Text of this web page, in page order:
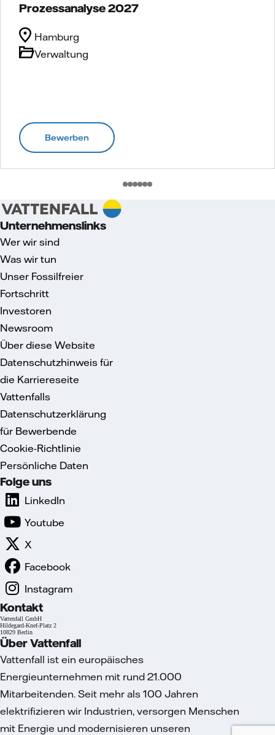
Prozessanalyse 2027
Verwaltung
Hamburg
Bewerben
Unternehmenslinks
Wer wir sind
Was wir tun
Unser Fossilfreier
Fortschritt
Investoren
Newsroom
Über diese Website
Datenschutzhinweis für
die Karriereseite
Vattenfalls
Datenschutzerklärung
für Bewerbende
Cookie-Richtlinie
Persönliche Daten
Folge uns
LinkedIn
Youtube
X
Facebook
Instagram
Kontakt
Vattenfall GmbH
Hildegard-Knef-Platz 2
10829 Berlin
Über Vattenfall
Vattenfall ist ein europäisches
Energieunternehmen mit rund 21.000
Mitarbeitenden. Seit mehr als 100 Jahren
elektrifizieren wir Industrien, versorgen Menschen
mit Energie und modernisieren unseren